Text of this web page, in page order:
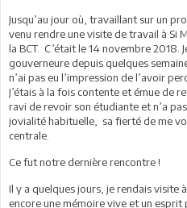
Jusqu’au jour où, travaillant sur un
venu rendre une visite de travail à Si
la BCT. C’était le 14 novembre 2018.
gouverneure depuis quelques
n’ai pas eu l’impression de l’avoir
J’étais à la fois contente et émue de
ravi de revoir son étudiante et n’a
jovialité habituelle, sa fierté de me
centrale.
Ce fut notre dernière rencontre !
Il y a quelques jours, je rendais visite
encore une mémoire vive et un